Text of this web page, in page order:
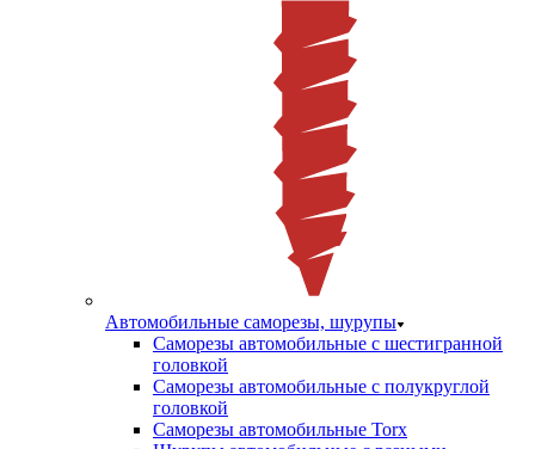
Автомобильные саморезы, шурупы
Саморезы автомобильные с шестигранной
головкой
Саморезы автомобильные с полукруглой
головкой
Саморезы автомобильные Torx